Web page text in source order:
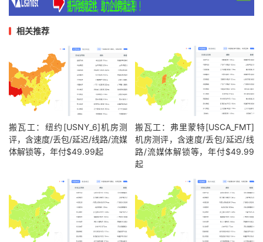
相关推荐
搬瓦工：纽约[USNY_6]机房测
评，含速度/丢包/延迟/线路/流媒
体解锁等，年付$49.99起
搬瓦工：弗里蒙特[USCA_FMT]
机房测评，含速度/丢包/延迟/线
路/流媒体解锁等，年付$49.99
起